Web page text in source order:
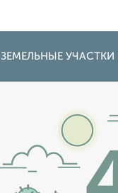
ЗЕМЕЛЬНЫЕ УЧАСТКИ